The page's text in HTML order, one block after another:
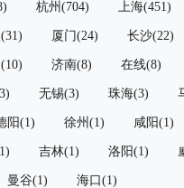
杭州(704) 上海(451)
厦门(24) 长沙(22)
济南(8) 在线(8)
无锡(3) 珠海(3)
阳(1) 徐州(1) 咸阳(1)
吉林(1) 洛阳(1)
曼谷(1) 海口(1)